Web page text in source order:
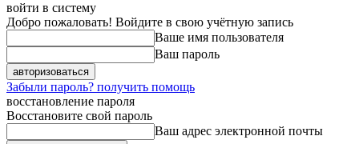
войти в систему
Добро пожаловать! Войдите в свою учётную запись
Ваше имя пользователя
Ваш пароль
Забыли пароль? получить помощь
восстановление пароля
Восстановите свой пароль
Ваш адрес электронной почты